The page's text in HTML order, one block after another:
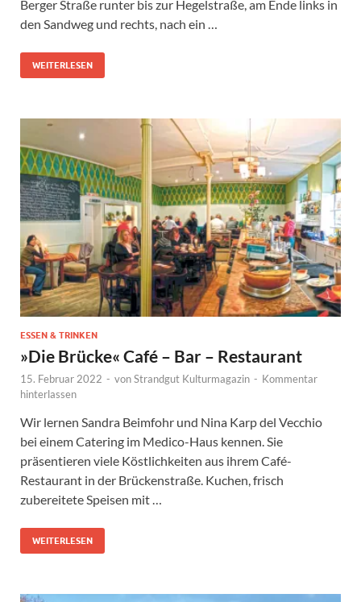
Berger Straße runter bis zur Hegelstraße, am Ende links in
den Sandweg und rechts, nach ein …
WEITERLESEN
ESSEN & TRINKEN
»Die Brücke« Café – Bar – Restaurant
15. Februar 2022 - vonStrandgut Kulturmagazin - Kommentar
hinterlassen
Wir lernen Sandra Beimfohr und Nina Karp del Vecchio
bei einem Catering im Medico-Haus kennen. Sie
präsentieren viele Köstlichkeiten aus ihrem Café-
Restaurant in der Brückenstraße. Kuchen, frisch
zubereitete Speisen mit …
WEITERLESEN